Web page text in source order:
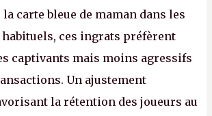
carte bleue de maman dans les
habituels, ces ingrats préfèrent
captivants mais moins agressifs
Un ajustement
la rétention des joueurs au